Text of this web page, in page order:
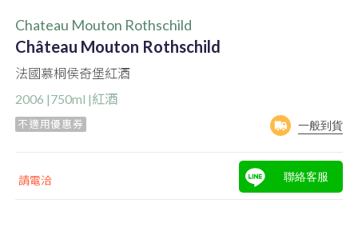
Chateau Mouton Rothschild
Château Mouton Rothschild
法國慕桐侯奇堡紅酒
2006 |750ml |紅酒
不適用優惠券 一般到貨
請電洽 聯絡客服